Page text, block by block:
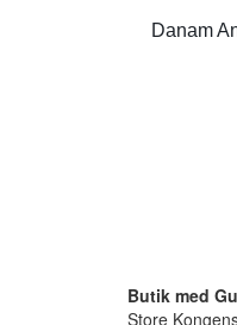
Danam
Butik med
Store